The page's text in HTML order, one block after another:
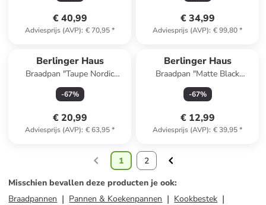
€ 40,99
Adviesprijs (AVP): € 70,95*
€ 34,99
Adviesprijs (AVP): € 99,80*
Berlinger Haus
Braadpan "Taupe Nordic
Collection" taupe - Ø 28 cm
-67%
€ 20,99
Adviesprijs (AVP): € 63,95*
Berlinger Haus
Braadpan "Matte Black
Collection" zwart - Ø 20 cm
-67%
€ 12,99
Adviesprijs (AVP): € 39,95*
1
2
Misschien bevallen deze producten je ook:
Braadpannen
Pannen & Koekenpannen
Kookbestek